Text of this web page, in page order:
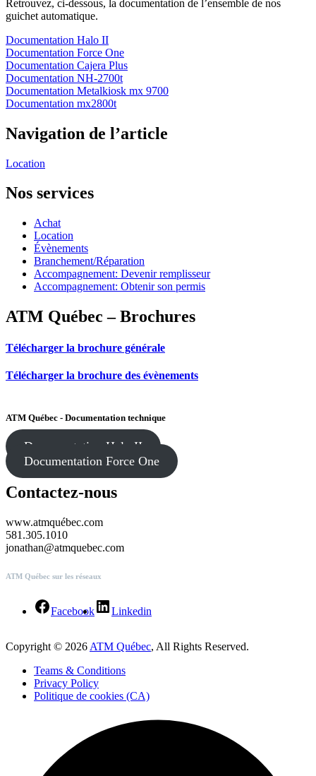
Retrouvez, ci-dessous, la documentation de l’ensemble de nos
guichet automatique.
Documentation Halo II
Documentation Force One
Documentation Cajera Plus
Documentation NH-2700t
Documentation Metalkiosk mx 9700
Documentation mx2800t
Navigation de l’article
Location
Nos services
Achat
Location
Évènements
Branchement/Réparation
Accompagnement: Devenir remplisseur
Accompagnement: Obtenir son permis
ATM Québec – Brochures
Télécharger la brochure générale
Télécharger la brochure des évènements
ATM Québec - Documentation technique
Documentation Halo II
Documentation Force One
Contactez-nous
www.atmquébec.com
581.305.1010
jonathan@atmquebec.com
ATM Québec sur les réseaux
Facebook Linkedin
Copyright © 2026 ATM Québec, All Rights Reserved.
Teams & Conditions
Privacy Policy
Politique de cookies (CA)